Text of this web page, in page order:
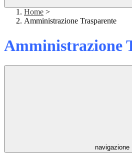
Home >
Amministrazione Trasparente
Amministrazione
navigazione